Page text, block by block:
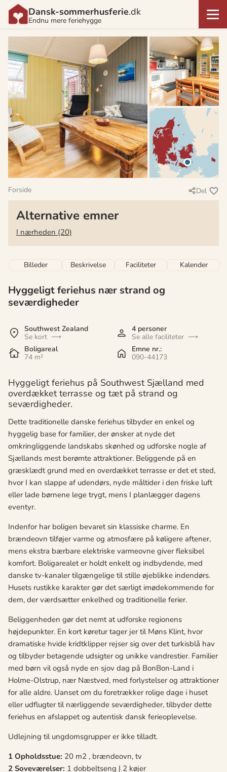
Dansk-sommerhusferie.dk
Endnu mere feriehygge
Forside Del
Alternative emner
I nærheden (20)
Billeder Beskrivelse Faciliteter Kalender
Hyggeligt feriehus nær strand og
seværdigheder
Southwest Zealand
Se kort
4 personer
Se alle faciliteter
Boligareal
74 m²
Emne nr.:
090-44173
Hyggeligt feriehus på Southwest Sjælland med
overdækket terrasse og tæt på strand og
seværdigheder.
Dette traditionelle danske feriehus tilbyder en enkel og
hyggelig base for familier, der ønsker at nyde det
omkringliggende landskabs skønhed og udforske nogle af
Sjællands mest berømte attraktioner. Beliggende på en
græsklædt grund med en overdækket terrasse er det et sted,
hvor I kan slappe af udendørs, nyde måltider i den friske luft
eller lade børnene lege trygt, mens I planlægger dagens
eventyr.
Indenfor har boligen bevaret sin klassiske charme. En
brændeovn tilføjer varme og atmosfære på køligere aftener,
mens ekstra bærbare elektriske varmeovne giver fleksibel
komfort. Boligarealet er holdt enkelt og indbydende, med
danske tv-kanaler tilgængelige til stille øjeblikke indendørs.
Husets rustikke karakter gør det særligt imødekommende for
dem, der værdsætter enkelhed og traditionelle ferier.
Beliggenheden gør det nemt at udforske regionens
højdepunkter. En kort køretur tager jer til Møns Klint, hvor
dramatiske hvide kridtklipper rejser sig over det turkisblå hav
og tilbyder betagende udsigter og unikke vandrestier. Familier
med børn vil også nyde en sjov dag på BonBon-Land i
Holme-Olstrup, nær Næstved, med forlystelser og attraktioner
for alle aldre. Uanset om du foretrækker rolige dage i huset
eller udflugter til nærliggende seværdigheder, tilbyder dette
feriehus en afslappet og autentisk dansk ferieoplevelse.
Udlejning til ungdomsgrupper er ikke tilladt.
1 Opholdsstue: 20 m2 , brændeovn, tv
2 Soveværelser: 1 dobbeltseng | 2 køjer